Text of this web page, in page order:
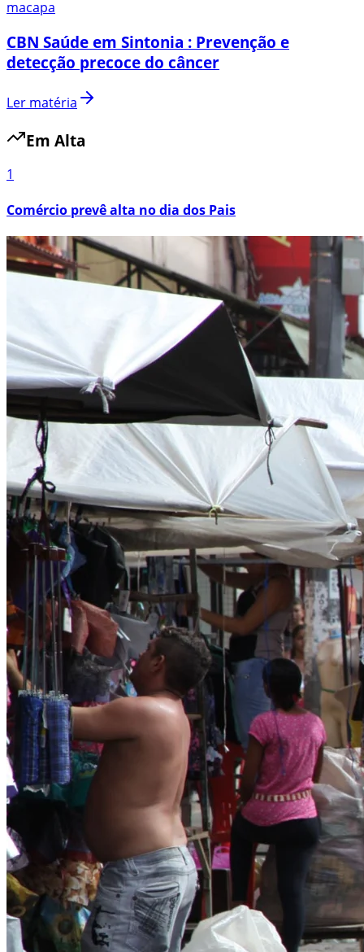
macapa
CBN Saúde em Sintonia : Prevenção e
detecção precoce do câncer
Ler matéria
Em Alta
1
Comércio prevê alta no dia dos Pais